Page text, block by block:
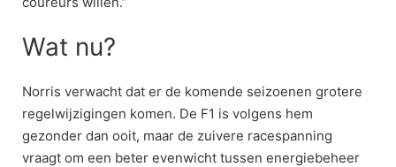
Wat nu?
Norris verwacht dat er de komende seizoenen grotere
regelwijzigingen komen. De F1 is volgens hem
gezonder dan ooit, maar de zuivere racespanning
vraagt om een beter evenwicht tussen energiebeheer